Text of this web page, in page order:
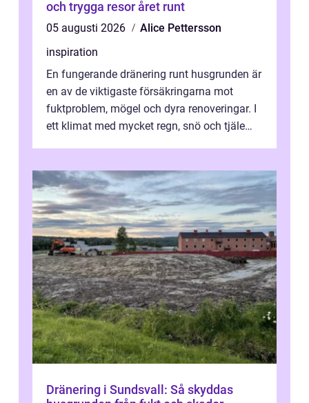
och trygga resor året runt
05 augusti 2026
Alice Pettersson
inspiration
En fungerande dränering runt husgrunden är
en av de viktigaste försäkringarna mot
fuktproblem, mögel och dyra renoveringar. I
ett klimat med mycket regn, snö och tjäle
Dränering i Sundsvall: Så skyddas